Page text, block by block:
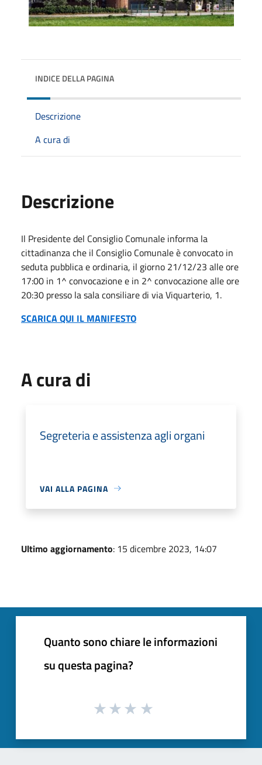
INDICE DELLA PAGINA
Descrizione
A cura di
Descrizione
Il Presidente del Consiglio Comunale informa la
cittadinanza che il Consiglio Comunale è convocato in
seduta pubblica e ordinaria, il giorno 21/12/23 alle ore
17:00 in 1^ convocazione e in 2^ convocazione alle ore
20:30 presso la sala consiliare di via Viquarterio, 1.
SCARICA QUI IL MANIFESTO
A cura di
Segreteria e assistenza agli organi
VAI ALLA PAGINA
Ultimo aggiornamento: 15 dicembre 2023, 14:07
Quanto sono chiare le informazioni
su questa pagina?